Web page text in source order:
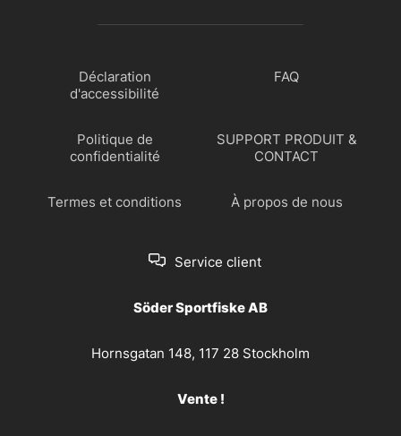
Déclaration
d'accessibilité
FAQ
Politique de
confidentialité
SUPPORT PRODUIT &
CONTACT
Termes et conditions À propos de nous
Service client
Söder Sportfiske AB
Hornsgatan 148, 117 28 Stockholm
Vente !